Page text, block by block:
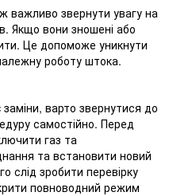
важливо звернути увагу на
Якщо вони зношені або
Це допоможе уникнути
роботу штока.
варто звернутися до
самостійно. Перед
газ та
та встановити новий
слід зробити перевірку
повноводний режим